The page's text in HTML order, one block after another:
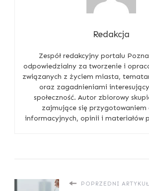
Redakcja
Zespół redakcyjny portalu
odpowiedzialny za tworzenie i
związanych z życiem miasta,
oraz zagadnieniami
społeczność. Autor zbiorowy
zajmujące się przygotowaniem
informacyjnych, opinii i materiałów
POPRZEDNI ARTYKUŁ